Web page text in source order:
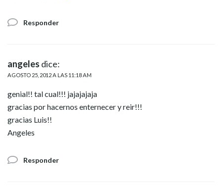
Responder
angeles dice:
AGOSTO 25, 2012 A LAS 11:18 AM
genial!! tal cual!!! jajajajaja
gracias por hacernos enternecer y reir!!!
gracias Luis!!
Angeles
Responder